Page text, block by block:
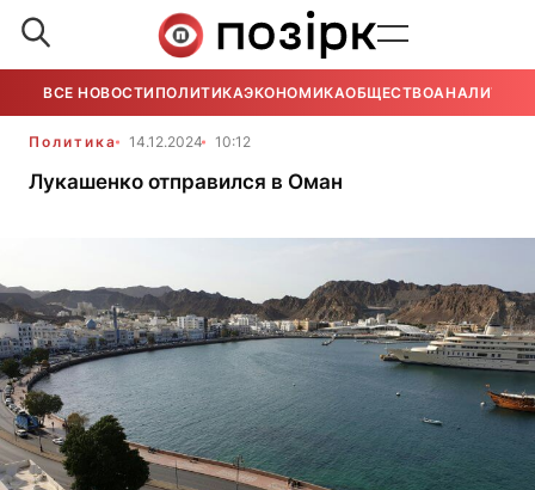
ВСЕ НОВОСТИ ПОЛИТИКАЭКОНОМИКАОБЩЕСТВОАНАЛИТИКА
Политика 14.12.2024 10:12
Лукашенко отправился в Оман